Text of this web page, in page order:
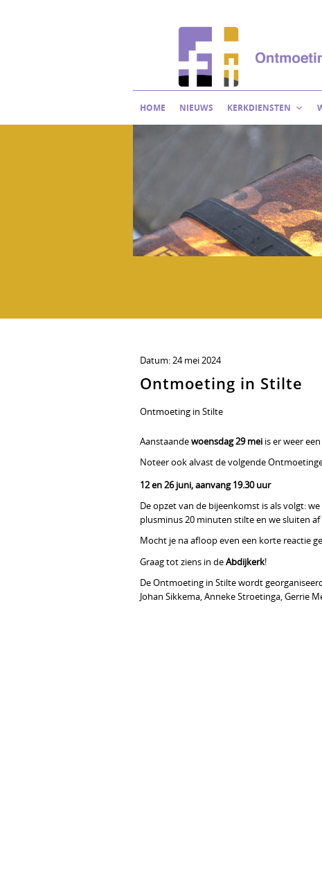
HOME NIEUWS KERKDIENSTEN
Datum:24 mei 2024
Ontmoeting in Stilte
Ontmoeting in Stilte
Aanstaandewoensdag 29 mei is er weer
Noteer ook alvast de volgende
12 en 26 juni, aanvang 19.30 uur
De opzet van de bijeenkomst is als volgt:
plusminus 20 minuten stilte en we sluiten
Mocht je na afloop even een korte reactie
Graag tot ziens in deAbdijkerk!
De Ontmoeting in Stilte wordt
Johan Sikkema, Anneke Stroetinga, Gerrie